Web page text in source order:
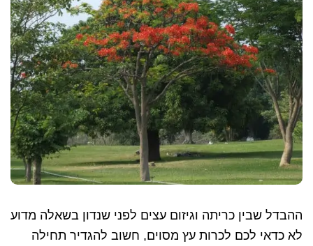
ההבדל שבין כריתה וגיזום עצים לפני שנדון בשאלה מדוע
לא כדאי לכם לכרות עץ מסוים, חשוב להגדיר תחילה